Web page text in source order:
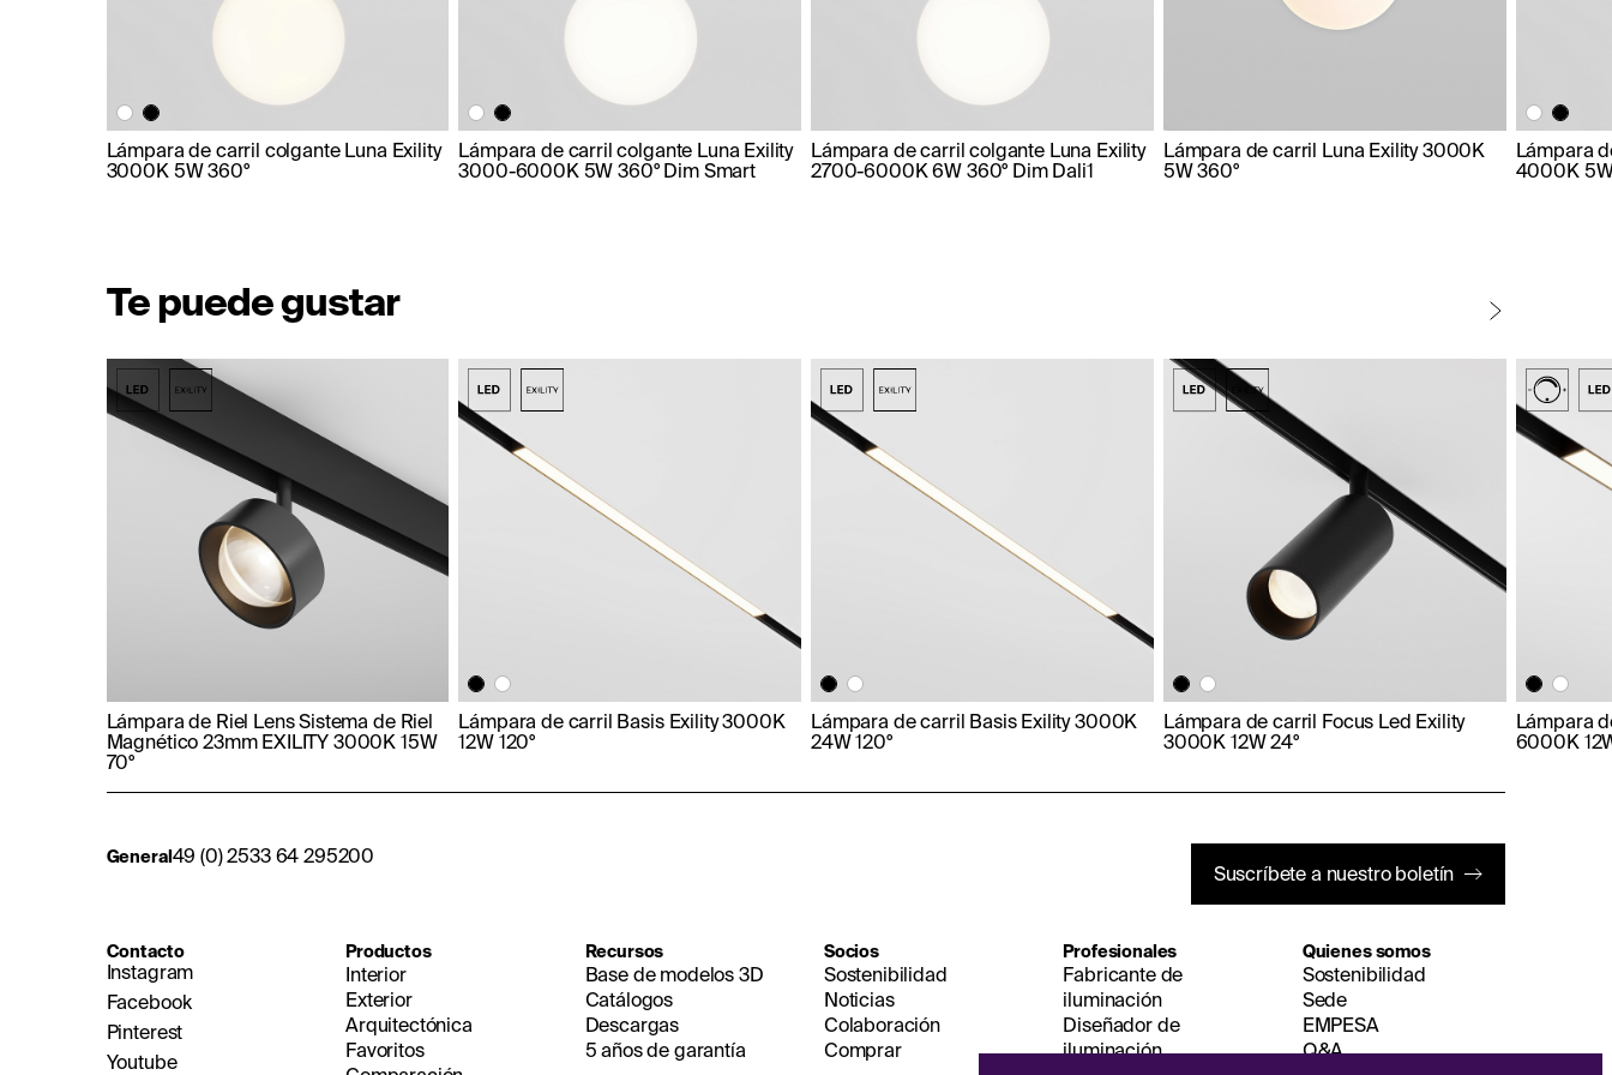
Lámpara de carril colgante Luna Exility
3000K 5W 360°
Lámpara de carril colgante Luna Exility
3000-6000K 5W 360° Dim Smart
Lámpara de carril colgante Luna Exility
2700-6000K 6W 360° Dim Dali1
Lámpara de carril Luna Exility 3000K
5W 360°
Lámpara
4000K
Te puede gustar
Lámpara de Riel Lens Sistema de Riel
Magnético 23mm EXILITY 3000K 15W
70°
Lámpara de carril Basis Exility 3000K
12W 120°
Lámpara de carril Basis Exility 3000K
24W 120°
Lámpara de carril Focus Led Exility
3000K 12W 24°
Lámpara
6000K
General 49 (0) 2533 64 295200
Suscríbete a nuestro boletín
Contacto
Instagram
Facebook
Pinterest
Youtube
Productos
Interior
Exterior
Arquitectónica
Favoritos
Recursos
Base de modelos 3D
Catálogos
Descargas
5 años de garantía
Socios
Sostenibilidad
Noticias
Colaboración
Comprar
Profesionales
Fabricante de
iluminación
Diseñador de
iluminación
Quienes somos
Sostenibilidad
Sede
EMPESA
Q&A